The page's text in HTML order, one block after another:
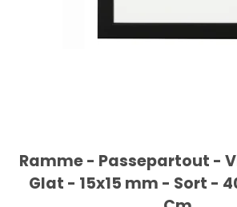
Ramme - Passepartout -
Glat - 15x15 mm - Sort -